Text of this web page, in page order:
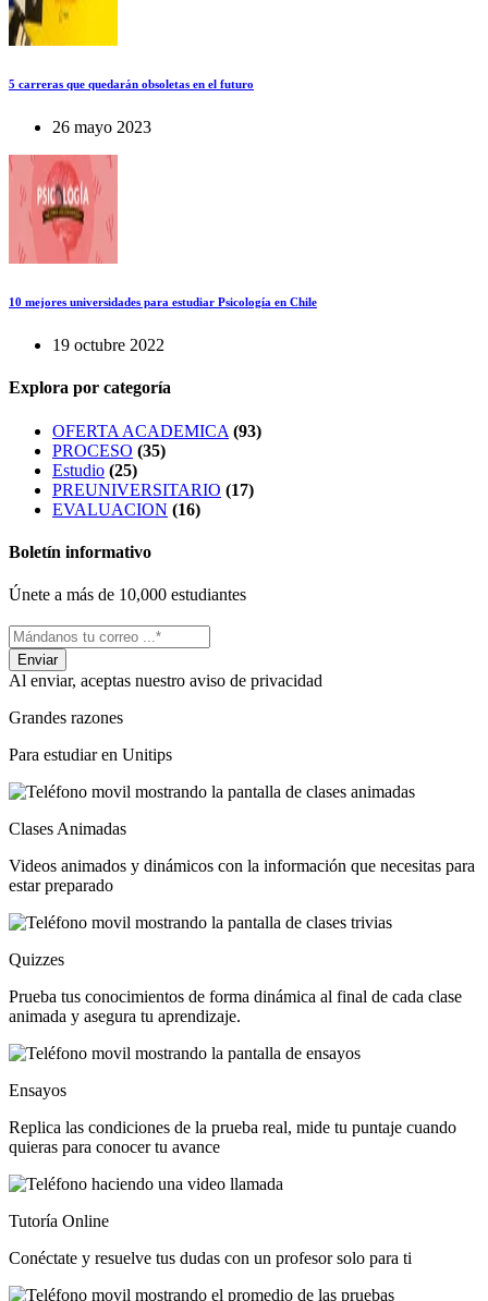
5 carreras que quedarán obsoletas en el futuro
26 mayo 2023
10 mejores universidades para estudiar Psicología en Chile
19 octubre 2022
Explora por categoría
OFERTA ACADEMICA (93)
PROCESO (35)
Estudio (25)
PREUNIVERSITARIO (17)
EVALUACION (16)
Boletín informativo
Únete a más de 10,000 estudiantes
Al enviar, aceptas nuestro aviso de privacidad
Grandes razones
Para estudiar en Unitips
Clases Animadas
Videos animados y dinámicos con la información que necesitas para
estar preparado
Quizzes
Prueba tus conocimientos de forma dinámica al final de cada clase
animada y asegura tu aprendizaje.
Ensayos
Replica las condiciones de la prueba real, mide tu puntaje cuando
quieras para conocer tu avance
Tutoría Online
Conéctate y resuelve tus dudas con un profesor solo para ti